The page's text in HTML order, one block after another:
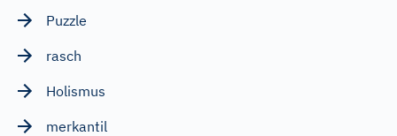
Puzzle
rasch
Holismus
merkantil